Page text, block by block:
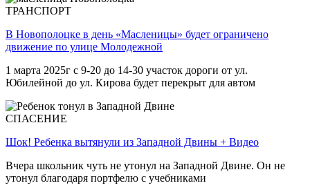
ТРАНСПОРТ
В Новополоцке в день «Масленицы» будет ограничено
движение по улице Молодежной
1 марта 2025г с 9-20 до 14-30 участок дороги от ул.
Юбилейной до ул. Кирова будет перекрыт для автом
СПАСЕНИЕ
Шок! Ребенка вытянули из Западной Двины + Видео
Вчера школьник чуть не утонул на Западной Двине. Он не
утонул благодаря портфелю с учебниками